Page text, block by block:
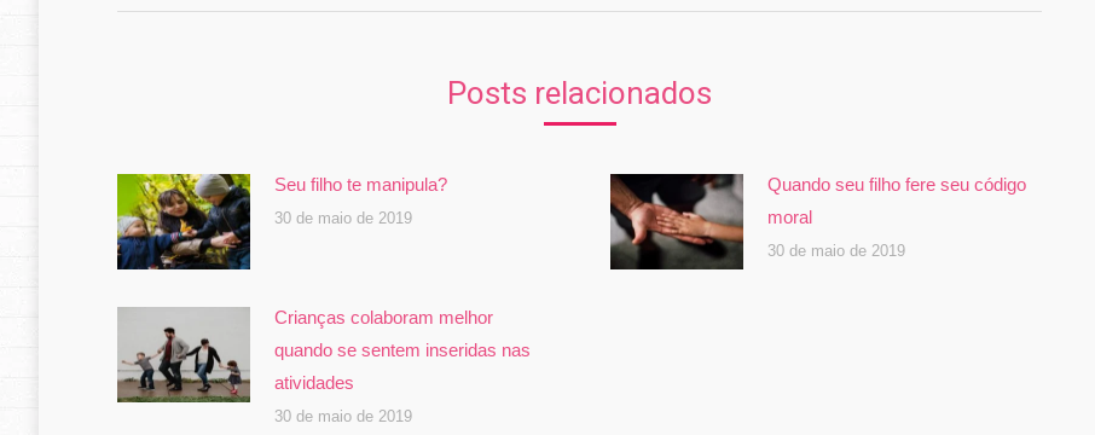
Posts relacionados
Seu filho te manipula?
30 de maio de 2019
Quando seu filho fere seu código
moral
30 de maio de 2019
Crianças colaboram melhor
quando se sentem inseridas nas
atividades
30 de maio de 2019